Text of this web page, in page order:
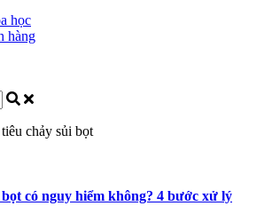
học
hàng
chảy sủi bọt
có nguy hiểm không? 4 bước xử lý